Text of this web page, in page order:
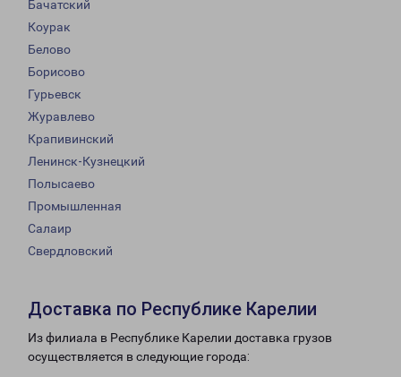
Бачатский
Коурак
Белово
Борисово
Гурьевск
Журавлево
Крапивинский
Ленинск-Кузнецкий
Полысаево
Промышленная
Салаир
Свердловский
Доставка по Республике Карелии
Из филиала в Республике Карелии доставка грузов
осуществляется в следующие города: